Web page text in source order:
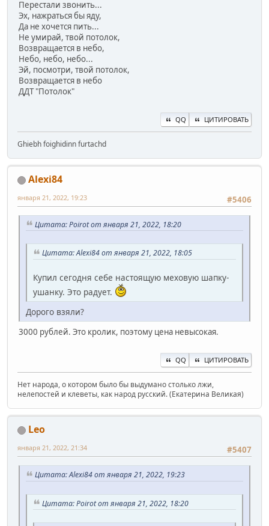
Перестали звонить...
Эх, нажраться бы яду,
Да не хочется пить...
Не умирай, твой потолок,
Возвращается в небо,
Небо, небо, небо...
Эй, посмотри, твой потолок,
Возвращается в небо
ДДТ "Потолок"
QQ ЦИТИРОВАТЬ
Ghiebh foighidinn furtachd
Alexi84
#5406
января 21, 2022, 19:23
Цитата: Poirot от января 21, 2022, 18:20
Цитата: Alexi84 от января 21, 2022, 18:05
Купил сегодня себе настоящую меховую шапку-
ушанку. Это радует.
Дорого взяли?
3000 рублей. Это кролик, поэтому цена невысокая.
QQ ЦИТИРОВАТЬ
Нет народа, о котором было бы выдумано столько лжи,
нелепостей и клеветы, как народ русский. (Екатерина Великая)
Leo
#5407
января 21, 2022, 21:34
Цитата: Alexi84 от января 21, 2022, 19:23
Цитата: Poirot от января 21, 2022, 18:20